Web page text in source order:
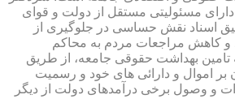
مسئولیتی مستقل از دولت و قوای
اسناد نقش حساسی در جلوگیری از
و کاهش مراجعات مردم به محاکم
تامین بهداشت حقوقی جامعه، از طریق
بر اموال و دارائی های خود و رسمیت
و وصول برخی درآمدهای دولت از دیگر